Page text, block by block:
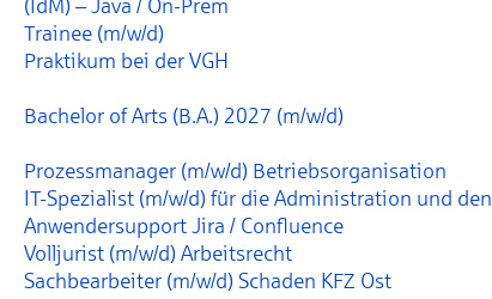
(IdM) – Java / On-Prem
Trainee (m/w/d)
Praktikum bei der VGH
Bachelor of Arts (B.A.) 2027 (m/w/d)
Prozessmanager (m/w/d) Betriebsorganisation
IT-Spezialist (m/w/d) für die Administration und den
Anwendersupport Jira / Confluence
Volljurist (m/w/d) Arbeitsrecht
Sachbearbeiter (m/w/d) Schaden KFZ Ost